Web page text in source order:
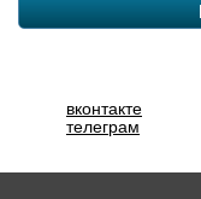
вконтакте
телеграм